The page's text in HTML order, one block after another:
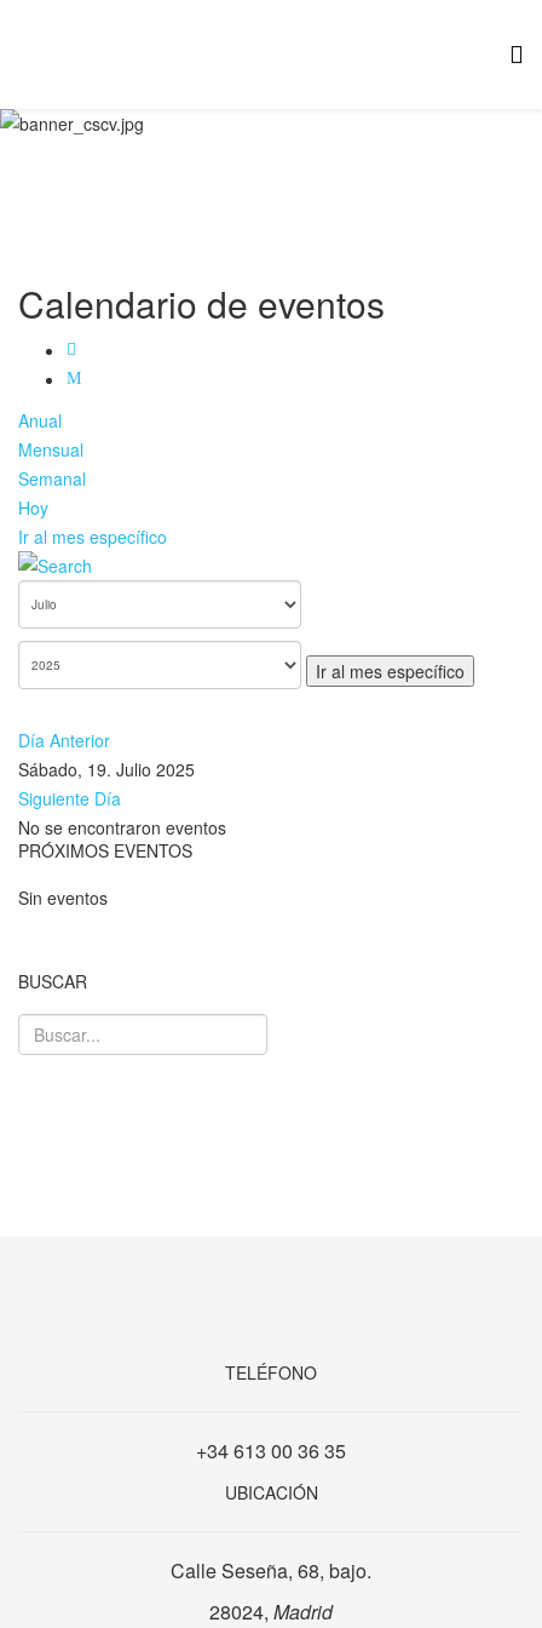
Calendario de eventos
Anual
Mensual
Semanal
Hoy
Ir al mes específico
Ir al mes específico
Día Anterior
Sábado, 19. Julio 2025
Siguiente Día
No se encontraron eventos
PRÓXIMOS EVENTOS
Sin eventos
BUSCAR
TELÉFONO
+34 613 00 36 35
UBICACIÓN
Calle Seseña, 68, bajo.
28024, Madrid